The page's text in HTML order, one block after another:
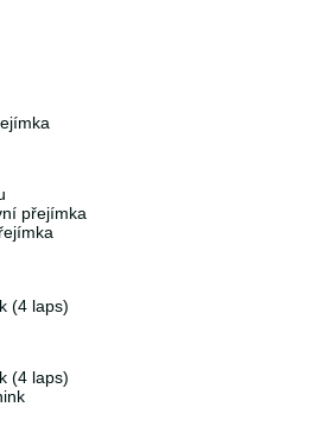
přejímka
(4 laps)
(4 laps)